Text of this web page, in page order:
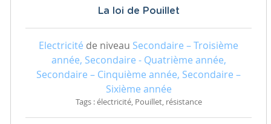
La loi de Pouillet
Electricité de niveau Secondaire – Troisième
année, Secondaire - Quatrième année,
Secondaire – Cinquième année, Secondaire –
Sixième année
Tags : électricité, Pouillet, résistance